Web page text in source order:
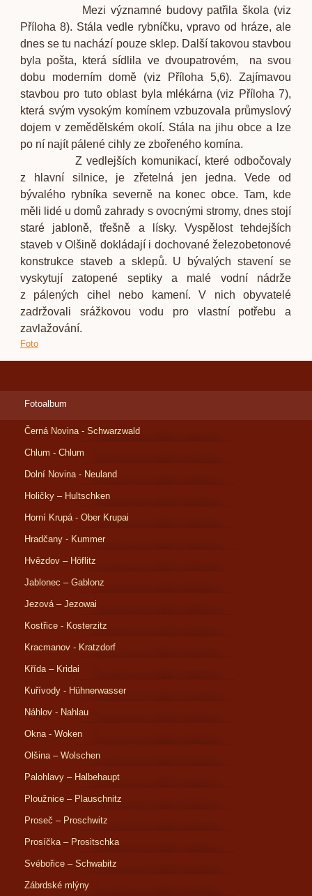
Mezi významné budovy patřila škola (viz
Příloha 8). Stála vedle rybníčku, vpravo od hráze, ale
dnes se tu nachází pouze sklep. Další takovou stavbou
byla pošta, která sídlila ve dvoupatrovém, na svou
dobu moderním domě (viz Příloha 5,6). Zajímavou
stavbou pro tuto oblast byla mlékárna (viz Příloha 7),
která svým vysokým komínem vzbuzovala průmyslový
dojem v zemědělském okolí. Stála na jihu obce a lze
po ní najít pálené cihly ze zbořeného komína.
Z vedlejších komunikací, které odbočovaly
z hlavní silnice, je zřetelná jen jedna. Vede od
bývalého rybníka severně na konec obce. Tam, kde
měli lidé u domů zahrady s ovocnými stromy, dnes stojí
staré jabloně, třešně a lísky. Vyspělost tehdejších
staveb v Olšině dokládají i dochované železobetonové
konstrukce staveb a sklepů. U bývalých stavení se
vyskytují zatopené septiky a malé vodní nádrže
z pálených cihel nebo kamení. V nich obyvatelé
zadržovali srážkovou vodu pro vlastní potřebu a
zavlažování.
Foto
Fotoalbum
Černá Novina - Schwarzwald
Chlum - Chlum
Dolní Novina - Neuland
Holičky – Hultschken
Horní Krupá - Ober Krupai
Hradčany - Kummer
Hvězdov – Höflitz
Jablonec – Gablonz
Jezová – Jezowai
Kostřice - Kosterzitz
Kracmanov - Kratzdorf
Křída – Kridai
Kuřívody - Hühnerwasser
Náhlov - Nahlau
Okna - Woken
Olšina – Wolschen
Palohlavy – Halbehaupt
Ploužnice – Plauschnitz
Proseč – Proschwitz
Prosíčka – Prositschka
Svébořice – Schwabitz
Zábrdské mlýny